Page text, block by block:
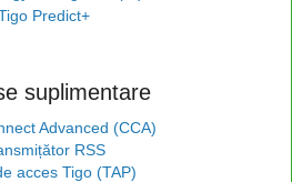
Predict+
suplimentare
Advanced (CCA)
RSS
acces Tigo (TAP)